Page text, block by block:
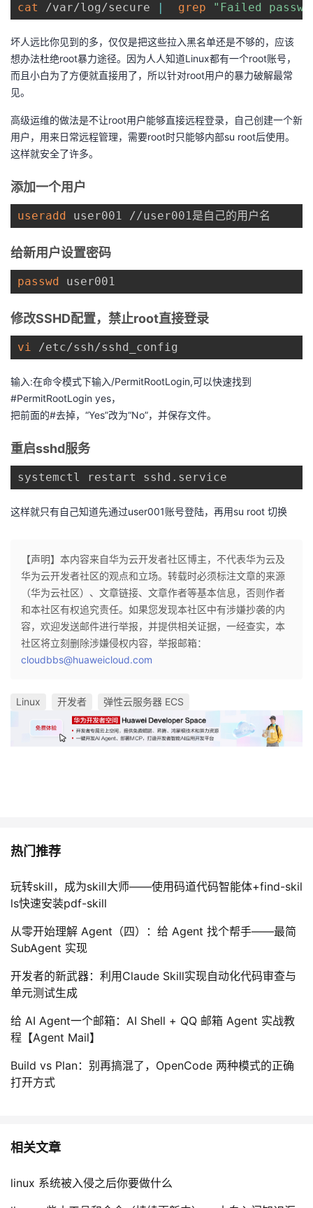
发
者
学
我
证
实
验
的
收
藏
Programs
的
支
持
的
术
我
云
cat /var/log/secure grep "Failed
坏人远比你见到的多，仅仅是把这些拉入黑名单还是不够的，应该
想办法杜绝root暴力途径。因为人人知道Linux都有一个root账号，
而且小白为了方便就直接用了，所以针对root用户的暴力破解最常
见。
高级运维的做法是不让root用户能够直接远程登录，自己创建一个新
用户，用来日常远程管理，需要root时只能够内部su root后使用。
这样就安全了许多。
添加一个用户
useradd user001 //user001是自己的用户名
给新用户设置密码
passwd user001
修改SSHD配置，禁止root直接登录
vi /etc/ssh/sshd_config
输入:在命令模式下输入/PermitRootLogin,可以快速找到
#PermitRootLogin yes，
把前面的#去掉，“Yes”改为“No”，并保存文件。
重启sshd服务
systemctl restart sshd.service
这样就只有自己知道先通过user001账号登陆，再用su root 切换
【声明】本内容来自华为云开发者社区博主，不代表华为云及
华为云开发者社区的观点和立场。转载时必须标注文章的来源
（华为云社区）、文章链接、文章作者等基本信息，否则作者
和本社区有权追究责任。如果您发现本社区中有涉嫌抄袭的内
容，欢迎发送邮件进行举报，并提供相关证据，一经查实，本
社区将立刻删除涉嫌侵权内容，举报邮箱：
cloudbbs@huaweicloud.com
Linux 开发者 弹性云服务器 ECS
热门推荐
玩转skill，成为skill大师——使用码道代码智能体+find-skil
ls快速安装pdf-skill
从零开始理解 Agent（四）：给 Agent 找个帮手——最简
SubAgent 实现
开发者的新武器：利用Claude Skill实现自动化代码审查与
单元测试生成
给 AI Agent一个邮箱：AI Shell + QQ 邮箱 Agent 实战教
程【Agent Mail】
Build vs Plan：别再搞混了，OpenCode 两种模式的正确
打开方式
相关文章
linux 系统被入侵之后你要做什么